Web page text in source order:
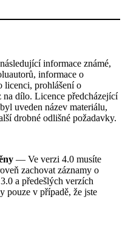
informace známé,
informace o
licenci, prohlášení o
dílo. Licence předcházející
uveden název materiálu,
drobné odlišné požadavky.
— Ve verzi 4.0 musíte
zachovat záznamy o
a předešlých verzích
pouze v případě, že jste